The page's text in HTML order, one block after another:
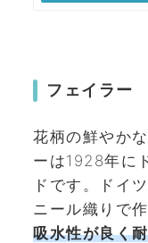
フェイラー
花柄の鮮やか
ーは1928年に
ドです。ドイ
ニール織りで
吸水性が良く